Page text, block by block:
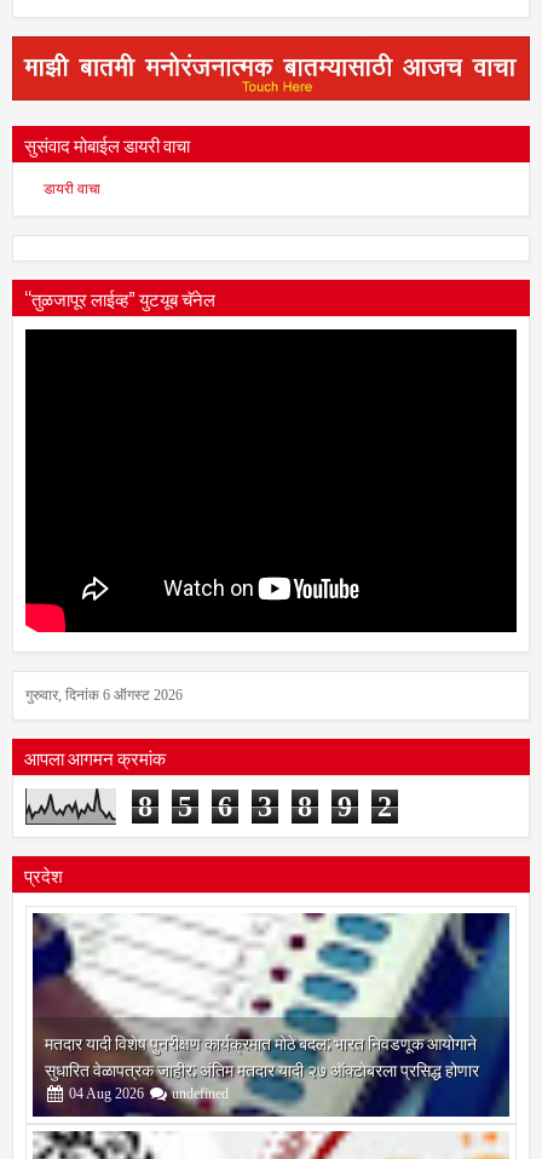
सुसंवाद मोबाईल डायरी वाचा
डायरी वाचा
“तुळजापूर लाईव्ह” युटयूब चॅनेल
गुरुवार, दिनांक 6 ऑगस्ट 2026
आपला आगमन क्रमांक
8 5 6 3 8 9 2
प्रदेश
मतदार यादी विशेष पुनरीक्षण कार्यक्रमात मोठे बदल; भारत निवडणूक आयोगाने
सुधारित वेळापत्रक जाहीर; अंतिम मतदार यादी २७ ऑक्टोबरला प्रसिद्ध होणार
04 Aug 2026 undefined